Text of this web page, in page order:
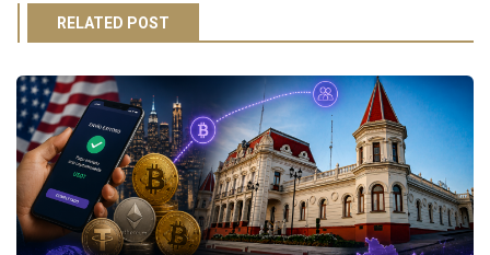
RELATED POST